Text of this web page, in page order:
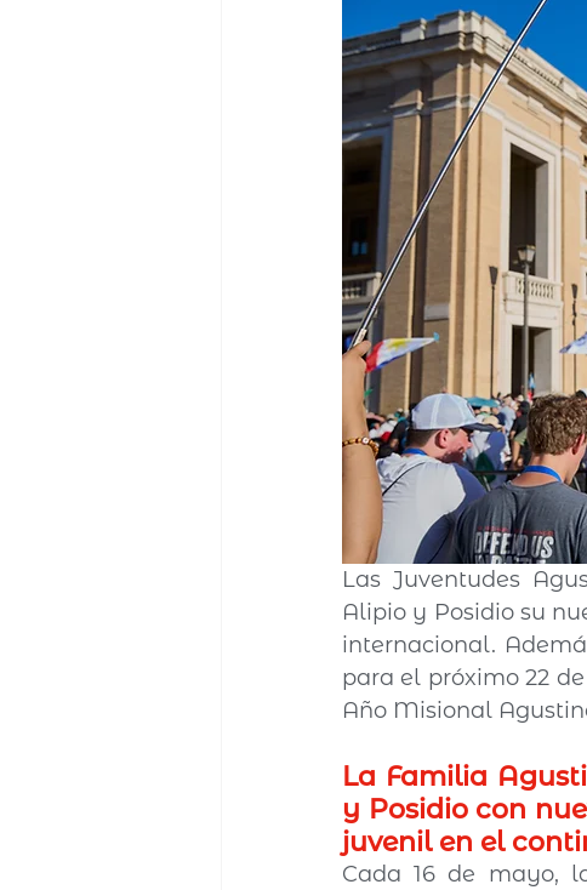
Las Juventudes
Alipio y Posidio su
internacional.
para el próximo 22
Año Misional
La Familia
y Posidio con
juvenil en el
Cada 16 de mayo,